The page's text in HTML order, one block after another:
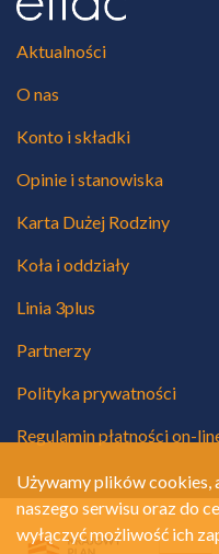
Aktualności
O nas
Konto i składki
Opinie i stanowiska
Karta Dużej Rodziny
Koła i oddziały
Linia 3plus
Partnerzy
Polityka prywatności
Regulamin płatności on-
Używamy plików cookies,
naszego serwisu oraz do
wyłączyć możliwość ich